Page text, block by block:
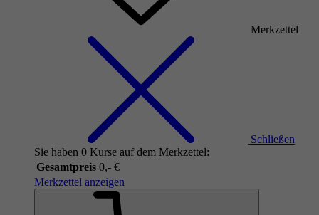
Merkzettel
Schließen
Sie haben 0 Kurse auf dem Merkzettel:
Gesamtpreis 0,- €
Merkzettel anzeigen